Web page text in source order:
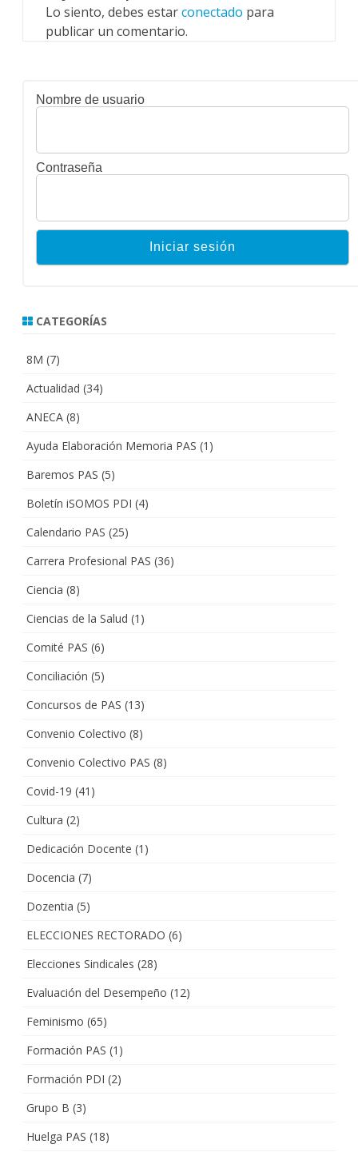
Lo siento, debes estarconectado para
publicar un comentario.
Nombre de usuario
Contraseña
CATEGORÍAS
8M (7)
Actualidad (34)
ANECA (8)
Ayuda Elaboración Memoria PAS (1)
Baremos PAS (5)
Boletín iSOMOS PDI (4)
Calendario PAS (25)
Carrera Profesional PAS (36)
Ciencia (8)
Ciencias de la Salud (1)
Comité PAS (6)
Conciliación (5)
Concursos de PAS (13)
Convenio Colectivo (8)
Convenio Colectivo PAS (8)
Covid-19 (41)
Cultura (2)
Dedicación Docente (1)
Docencia (7)
Dozentia (5)
ELECCIONES RECTORADO (6)
Elecciones Sindicales (28)
Evaluación del Desempeño (12)
Feminismo (65)
Formación PAS (1)
Formación PDI (2)
Grupo B (3)
Huelga PAS (18)